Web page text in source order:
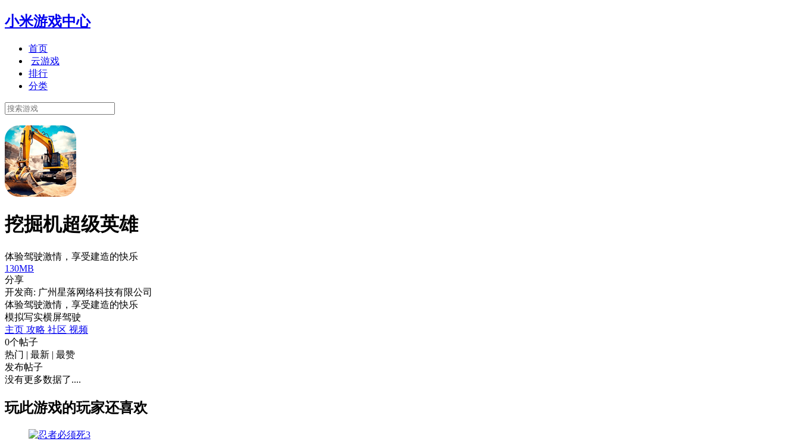
小米游戏中心
首页
云游戏
排行
分类
挖掘机超级英雄
体验驾驶激情，享受建造的快乐
130MB
分享
开发商: 广州星落网络科技有限公司
体验驾驶激情，享受建造的快乐
模拟写实横屏驾驶
主页 攻略 社区 视频
0个帖子
热门 | 最新 | 最赞
发布帖子
没有更多数据了....
玩此游戏的玩家还喜欢